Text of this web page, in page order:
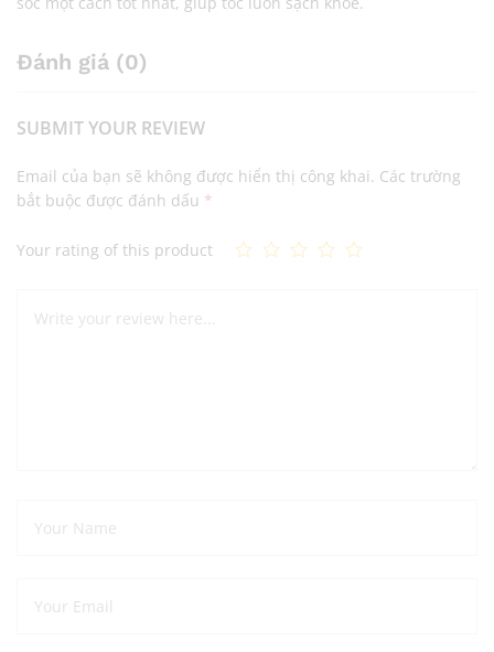
Đánh giá (0)
SUBMIT YOUR REVIEW
Email của bạn sẽ không được hiển thị công khai. Các trường
bắt buộc được đánh dấu *
Your rating of this product